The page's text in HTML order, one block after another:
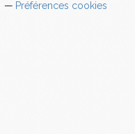
Préférences cookies